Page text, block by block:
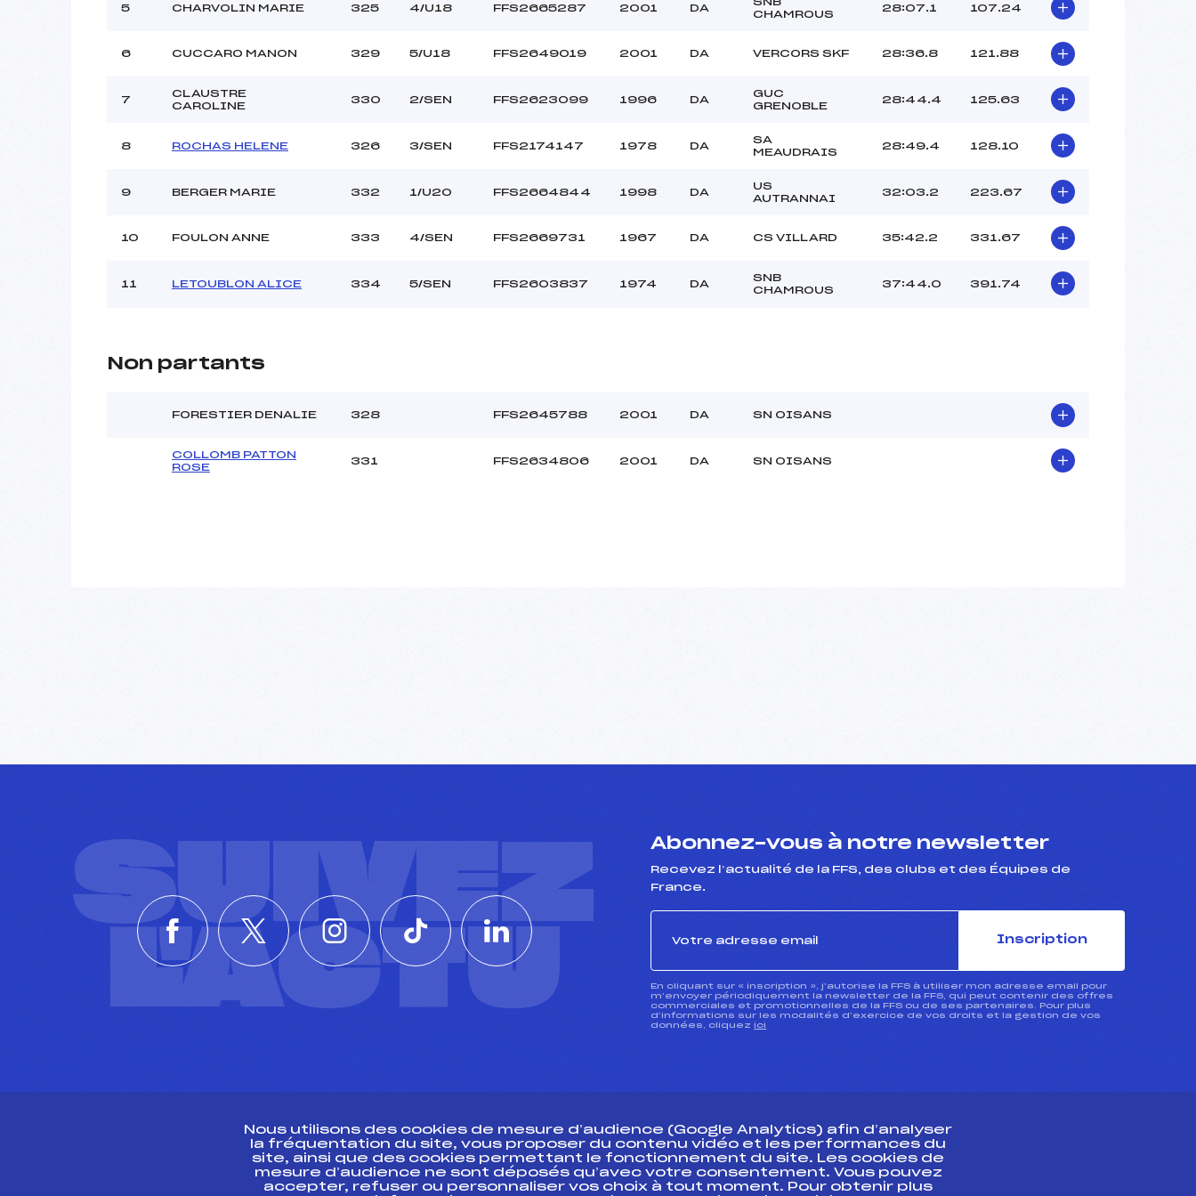
5 CHARVOLIN MARIE 325 4/U18 FFS2665287 2001 DA
CHAMROUS
28:07.1 107.24
6 CUCCARO MANON 329 5/U18 FFS2649019 2001 DA VERCORS SKF 28:36.8 121.88
7
CLAUSTRE
CAROLINE
330 2/SEN FFS2623099 1996 DA
GUC
GRENOBLE
28:44.4 125.63
8 ROCHAS HELENE 326 3/SEN FFS2174147 1978 DA
SA
MEAUDRAIS
28:49.4 128.10
9 BERGER MARIE 332 1/U20 FFS2664844 1998 DA
US
AUTRANNAI
32:03.2 223.67
10 FOULON ANNE 333 4/SEN FFS2669731 1967 DA CS VILLARD 35:42.2 331.67
11 LETOUBLON ALICE 334 5/SEN FFS2603837 1974 DA
SNB
CHAMROUS
37:44.0 391.74
Non partants
FORESTIER DENALIE 328 FFS2645788 2001 DA SN OISANS
COLLOMB PATTON
ROSE
331 FFS2634806 2001 DA SN OISANS
SUIVEZ
L'ACTU
Abonnez-vous à notre newsletter
Recevez l’actualité de la FFS, des clubs et des Équipes de
France.
Inscription
En cliquant sur « inscription », j’autorise la FFS à utiliser mon adresse email pour
m’envoyer périodiquement la newsletter de la FFS, qui peut contenir des offres
commerciales et promotionnelles de la FFS ou de ses partenaires. Pour plus
d’informations sur les modalités d’exercice de vos droits et la gestion de vos
données, cliquez ici
Ressources
Pass’Neige Pôle vie de l’athlète
Nous utilisons des cookies de mesure d’audience (Google Analytics) afin d’analyser
la fréquentation du site, vous proposer du contenu vidéo et les performances du
site, ainsi que des cookies permettant le fonctionnement du site. Les cookies de
mesure d’audience ne sont déposés qu’avec votre consentement. Vous pouvez
accepter, refuser ou personnaliser vos choix à tout moment. Pour obtenir plus